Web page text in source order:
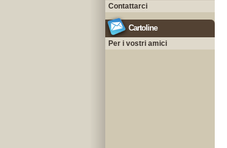
Contattarci
Cartoline
Per i vostri amici